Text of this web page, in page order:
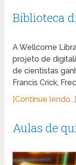
Biblioteca
A Wellcome
projeto de
de cientistas
Francis Crick,
[Continue lendo...]
Aulas de